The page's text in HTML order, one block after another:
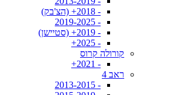
- 2018+ (הצ'בק)
- 2019-2025
- 2019+ (סטיישן)
- 2025+
קורולה קרוס
- 2021+
ראב 4
- 2013-2015